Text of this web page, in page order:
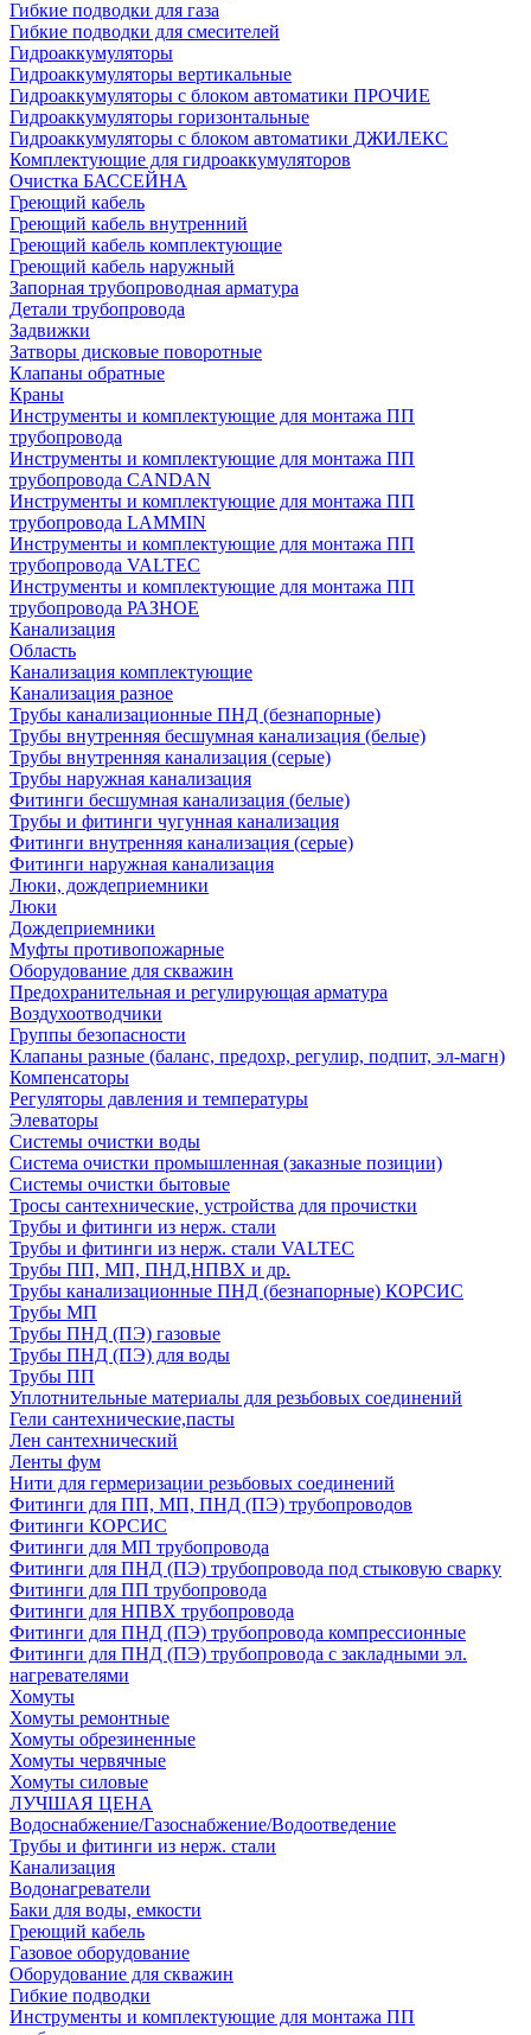
Гибкие подводки для газа
Гибкие подводки для смесителей
Гидроаккумуляторы
Гидроаккумуляторы вертикальные
Гидроаккумуляторы с блоком автоматики ПРОЧИЕ
Гидроаккумуляторы горизонтальные
Гидроаккумуляторы с блоком автоматики ДЖИЛЕКС
Комплектующие для гидроаккумуляторов
Очистка БАССЕЙНА
Греющий кабель
Греющий кабель внутренний
Греющий кабель комплектующие
Греющий кабель наружный
Запорная трубопроводная арматура
Детали трубопровода
Задвижки
Затворы дисковые поворотные
Клапаны обратные
Краны
Инструменты и комплектующие для монтажа ПП
трубопровода
Инструменты и комплектующие для монтажа ПП
трубопровода CANDAN
Инструменты и комплектующие для монтажа ПП
трубопровода LAMMIN
Инструменты и комплектующие для монтажа ПП
трубопровода VALTEC
Инструменты и комплектующие для монтажа ПП
трубопровода РАЗНОЕ
Канализация
Область
Канализация комплектующие
Канализация разное
Трубы канализационные ПНД (безнапорные)
Трубы внутренняя бесшумная канализация (белые)
Трубы внутренняя канализация (серые)
Трубы наружная канализация
Фитинги бесшумная канализация (белые)
Трубы и фитинги чугунная канализация
Фитинги внутренняя канализация (серые)
Фитинги наружная канализация
Люки, дождеприемники
Люки
Дождеприемники
Муфты противопожарные
Оборудование для скважин
Предохранительная и регулирующая арматура
Воздухоотводчики
Группы безопасности
Клапаны разные (баланс, предохр, регулир, подпит, эл-магн)
Компенсаторы
Регуляторы давления и температуры
Элеваторы
Системы очистки воды
Система очистки промышленная (заказные позиции)
Системы очистки бытовые
Тросы сантехнические, устройства для прочистки
Трубы и фитинги из нерж. стали
Трубы и фитинги из нерж. стали VALTEC
Трубы ПП, МП, ПНД,НПВХ и др.
Трубы канализационные ПНД (безнапорные) КОРСИС
Трубы МП
Трубы ПНД (ПЭ) газовые
Трубы ПНД (ПЭ) для воды
Трубы ПП
Уплотнительные материалы для резьбовых соединений
Гели сантехнические,пасты
Лен сантехнический
Ленты фум
Нити для гермеризации резьбовых соединений
Фитинги для ПП, МП, ПНД (ПЭ) трубопроводов
Фитинги КОРСИС
Фитинги для МП трубопровода
Фитинги для ПНД (ПЭ) трубопровода под стыковую сварку
Фитинги для ПП трубопровода
Фитинги для НПВХ трубопровода
Фитинги для ПНД (ПЭ) трубопровода компрессионные
Фитинги для ПНД (ПЭ) трубопровода с закладными эл.
нагревателями
Хомуты
Хомуты ремонтные
Хомуты обрезиненные
Хомуты червячные
Хомуты силовые
ЛУЧШАЯ ЦЕНА
Водоснабжение/Газоснабжение/Водоотведение
Трубы и фитинги из нерж. стали
Канализация
Водонагреватели
Баки для воды, емкости
Греющий кабель
Газовое оборудование
Оборудование для скважин
Гибкие подводки
Инструменты и комплектующие для монтажа ПП